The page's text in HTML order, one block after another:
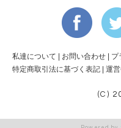
私達について お問い合わせ プ
特定商取引法に基づく表記
運
(C)